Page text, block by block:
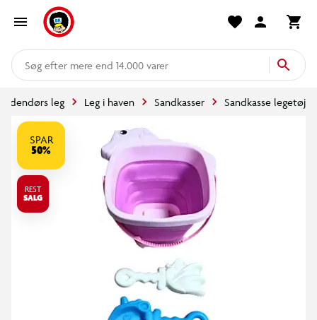
mere end 14.000 varer
Udendørs leg Leg i haven Sandkasser Sandkasse legetøj
SPAR
50%
REST
SALG